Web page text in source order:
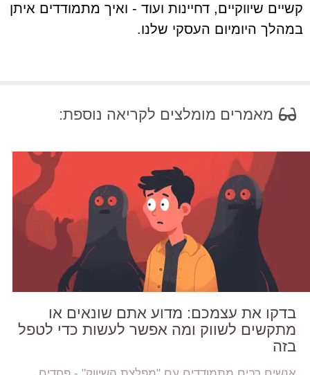
קשיים שיווקיים, דחיינות ועוד - ואיך מתמודדים איתן
במהלך היומיום העסקי שלנו.
מאמרים מומלצים לקריאה נוספת:
בדקו את עצמכם: מדוע אתם שונאים או
מתקשים לשווק ומה אפשר לעשות כדי לטפל
בזה